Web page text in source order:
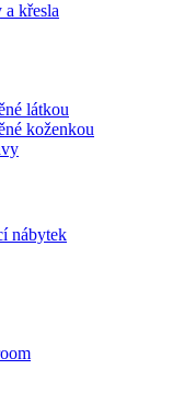
a křesla
látkou
koženkou
nábytek